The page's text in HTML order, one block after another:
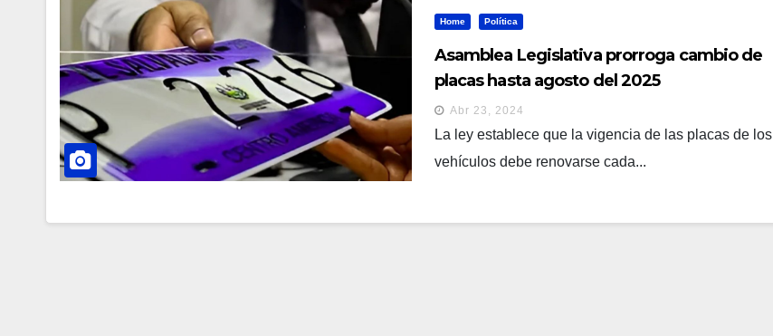
Home Política
Asamblea Legislativa prorroga cambio de
placas hasta agosto del 2025
Abr 23, 2024
La ley establece que la vigencia de las placas de los
vehículos debe renovarse cada...